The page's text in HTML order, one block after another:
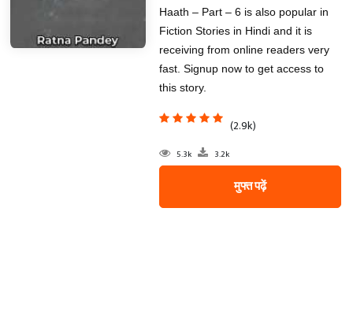
Haath – Part – 6 is also popular in
Fiction Stories in Hindi and it is
receiving from online readers very
fast. Signup now to get access to
this story.
(2.9k)
5.3k 3.2k
मुफ्त पढ़ें